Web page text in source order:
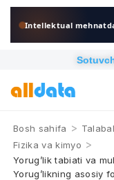
Intellektual
Bosh sahifa >
Fizika va kimyo >
Yorug’lik tabiati va
Yorug’likning asosiy